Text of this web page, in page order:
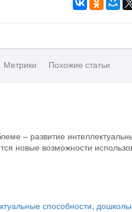
Метрики Похожие статьи
– развитие
новые возможности
способности,